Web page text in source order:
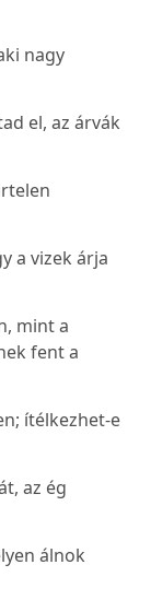
nagy
el, az árvák
a vizek árja
mint a
fent a
ítélkezhet-e
az ég
álnok